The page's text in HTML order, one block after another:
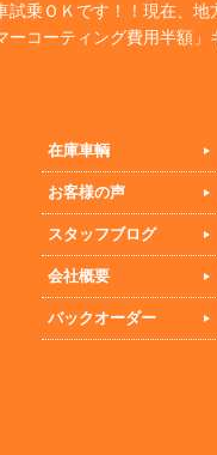
試乗ＯＫです！！現在、地
ーコーティング費用半額
在庫車輌
お客様の声
スタッフブログ
会社概要
バックオーダー